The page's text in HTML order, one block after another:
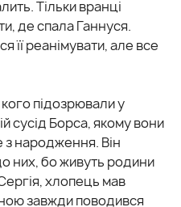
Тільки вранці
де спала Ганнуся.
її реанімувати, але все
підозрювали у
сусід Борса, якому вони
з народження. Він
них, бо живуть родини
хлопець мав
завжди поводився